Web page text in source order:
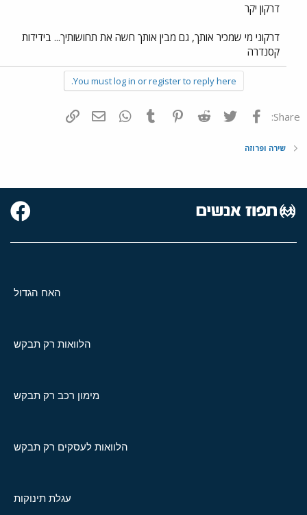
דרקון יקר
דרקוני מי שמכיר אותך, גם מבין אותך חשה את תחושותיך... בידידות
קסנדרה
You must log in or register to reply here.
Share: פייסבוק Twitter
Reddit
Pinterest
Tumblr
WhatsAppדואר אלקטרוני
שירה ופרוזה
האח הגדול
הלוואות רק תבקש
מימון רכב רק תבקש
הלוואות לעסקים רק תבקש
עגלת תינוקות